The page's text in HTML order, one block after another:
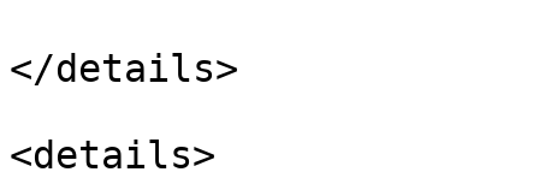
</details>
<details>